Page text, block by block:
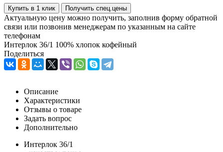
Купить в 1 клик Получить спец.цены
Актуальную цену можно получить, заполнив форму обратной
связи или позвонив менеджерам по указанным на сайте
телефонам
Интерлок 36/1 100% хлопок кофейный
Поделиться
Описание
Характеристики
Отзывы о товаре
Задать вопрос
Дополнительно
Интерлок 36/1